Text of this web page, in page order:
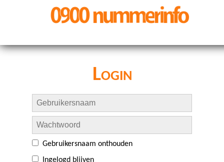
Login
Gebruikersnaam onthouden
Ingelogd blijven